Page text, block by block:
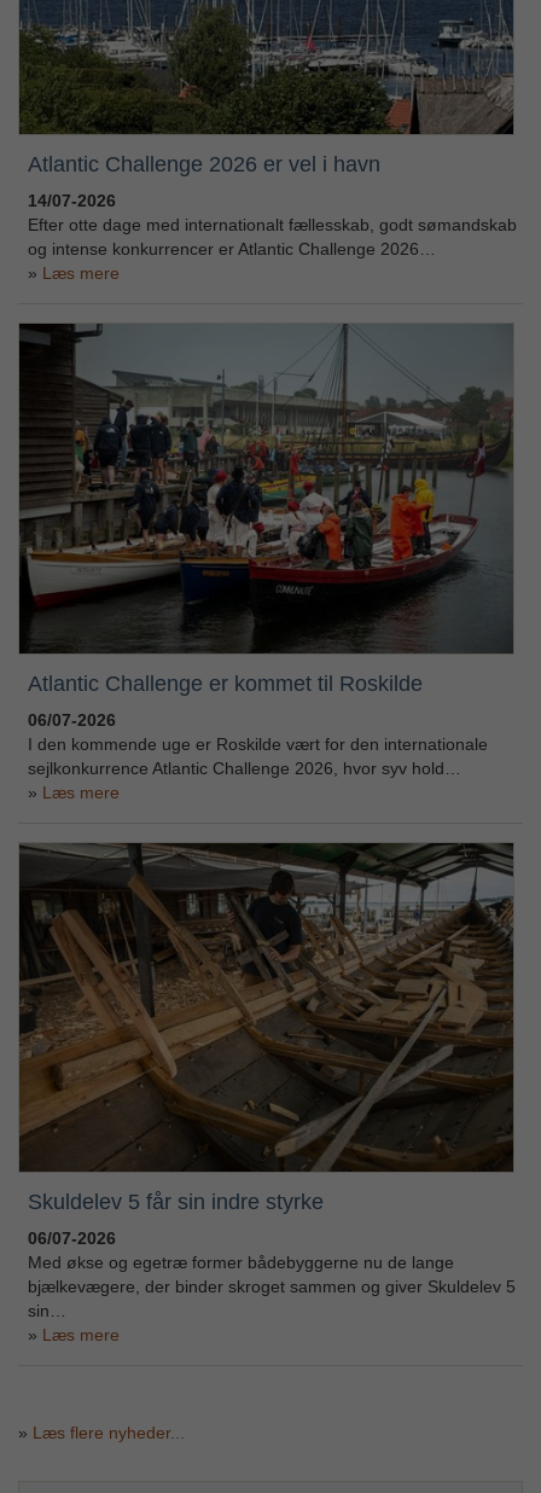
Atlantic Challenge 2026 er vel i havn
14/07-2026
Efter otte dage med internationalt fællesskab, godt sømandskab
og intense konkurrencer er Atlantic Challenge 2026…
Læs mere
Atlantic Challenge er kommet til Roskilde
06/07-2026
I den kommende uge er Roskilde vært for den internationale
sejlkonkurrence Atlantic Challenge 2026, hvor syv hold…
Læs mere
Skuldelev 5 får sin indre styrke
06/07-2026
Med økse og egetræ former bådebyggerne nu de lange
bjælkevægere, der binder skroget sammen og giver Skuldelev 5
sin…
Læs mere
» Læs flere nyheder...